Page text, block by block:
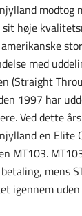
sit høje
med
(Straight
1997 har
Ved dette
en Elite
MT103.
mens
igennem